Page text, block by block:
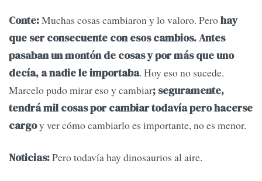
Conte:Muchas cosas cambiaron y lo valoro. Perohay
que ser consecuente con esos cambios. Antes
pasaban un montón de cosas y por más que uno
decía, a nadie le importaba. Hoy eso no sucede.
Marcelo pudo mirar eso y cambiar; seguramente,
tendrá mil cosas por cambiar todavía pero hacerse
cargoy ver cómo cambiarlo es importante, no es menor.
Noticias:Pero todavía hay dinosaurios al aire.